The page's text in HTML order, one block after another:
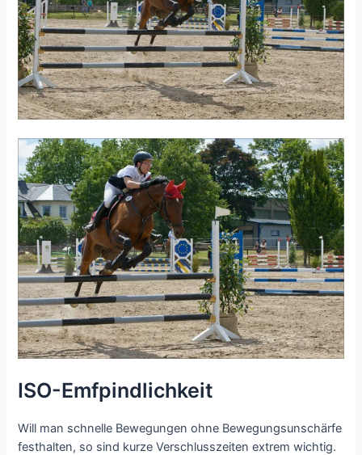
ISO-Emfpindlichkeit
Will man schnelle Bewegungen ohne Bewegungsunschärfe
festhalten, so sind kurze Verschlusszeiten extrem wichtig.